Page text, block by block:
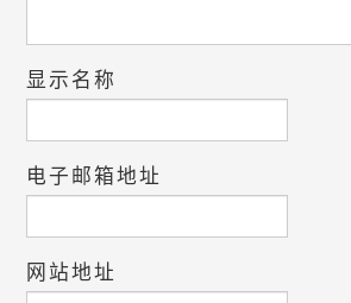
显示名称
电子邮箱地址
网站地址